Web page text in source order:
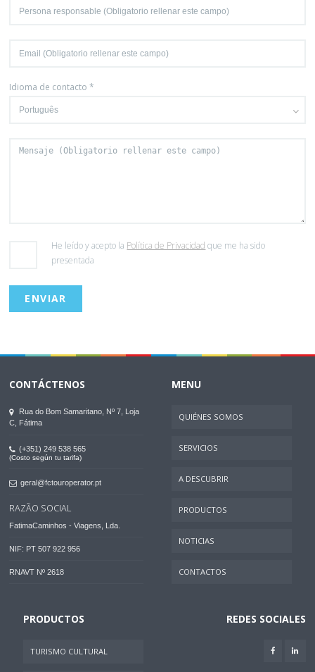
Idioma de contacto *
He leído y acepto la Política de Privacidad que me ha sido
presentada
CONTÁCTENOS
Rua do Bom Samaritano, Nº 7, Loja
C, Fátima
(+351) 249 538 565
(Costo según tu tarifa)
geral@fctouroperator.pt
RAZÃO SOCIAL
FatimaCaminhos - Viagens, Lda.
NIF: PT 507 922 956
RNAVT Nº 2618
MENU
QUIÉNES SOMOS
SERVICIOS
A DESCUBRIR
PRODUCTOS
NOTICIAS
CONTACTOS
PRODUCTOS
TURISMO CULTURAL
REDES SOCIALES